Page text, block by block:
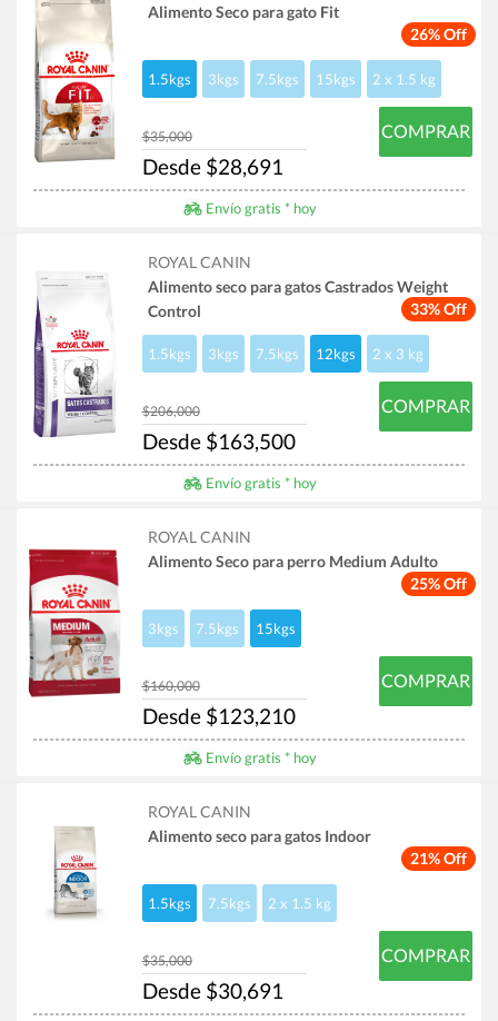
26% Off
Alimento Seco para gato Fit
1.5kgs 3kgs 7.5kgs 15kgs 2 x 1.5 kg
$35,000
Desde $28,691
COMPRAR
Envío gratis * hoy
33% Off
ROYAL CANIN
Alimento seco para gatos Castrados Weight
Control
1.5kgs 3kgs 7.5kgs 12kgs 2 x 3 kg
$206,000
Desde $163,500
COMPRAR
Envío gratis * hoy
25% Off
ROYAL CANIN
Alimento Seco para perro Medium Adulto
3kgs 7.5kgs 15kgs
$160,000
Desde $123,210
COMPRAR
Envío gratis * hoy
21% Off
ROYAL CANIN
Alimento seco para gatos Indoor
1.5kgs 7.5kgs 2 x 1.5 kg
$35,000
Desde $30,691
COMPRAR